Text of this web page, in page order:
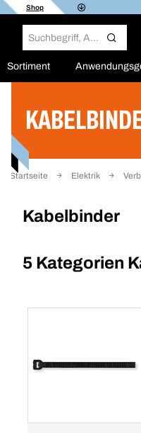
Shop
Sortiment
Startseite Elektrik
Kabelbinder
5 Kategorien
Filter